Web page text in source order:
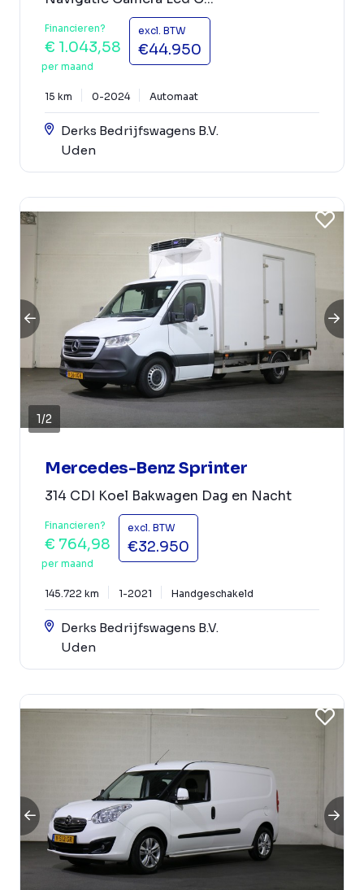
Financieren?
€ 1.043,58
per maand
excl. BTW
€44.950
15 km 0-2024 Automaat
Derks Bedrijfswagens B.V.
Uden
1/2
Mercedes-Benz Sprinter
314 CDI Koel Bakwagen Dag en Nacht
Financieren?
€ 764,98
per maand
excl. BTW
€32.950
145.722 km 1-2021 Handgeschakeld
Derks Bedrijfswagens B.V.
Uden